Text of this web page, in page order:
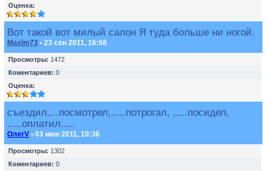
Оценка:
Вот такой вот милый салон Я туда больше ни ногой.
Maxim73 • 23 сен 2011, 16:58
Просмотры: 1472
Коментариев: 0
Оценка:
съездил,...посмотрел,.....потрогал, .....посидел,
.....оплатил.....
ОлегV • 03 июн 2011, 10:36
Просмотры: 1302
Коментариев: 0